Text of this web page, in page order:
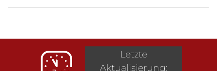
Letzte
Aktualisierung: